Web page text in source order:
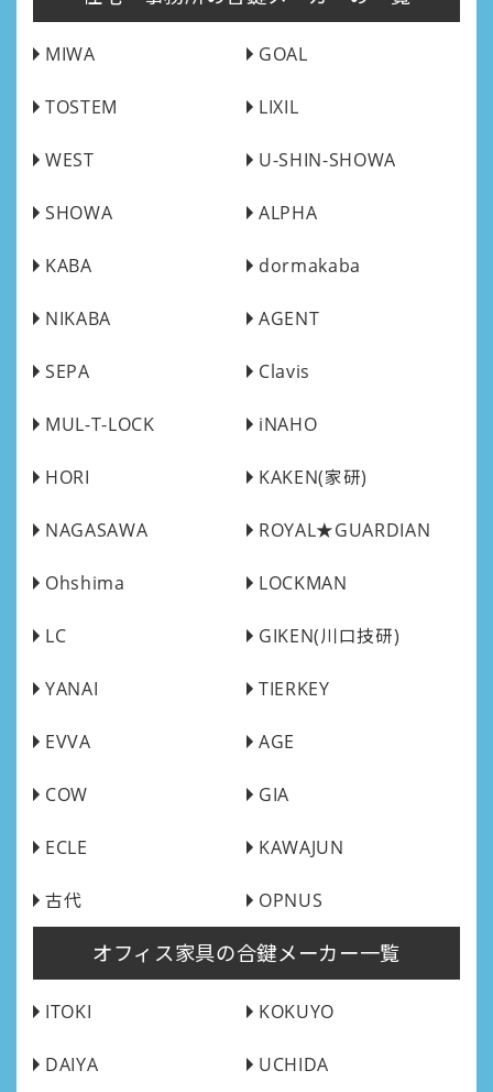
MIWA GOAL
TOSTEM LIXIL
WEST U-SHIN-SHOWA
SHOWA ALPHA
KABA dormakaba
NIKABA AGENT
SEPA Clavis
MUL-T-LOCK iNAHO
HORI KAKEN(家研)
NAGASAWA ROYAL★GUARDIAN
Ohshima LOCKMAN
LC GIKEN(川口技研)
YANAI TIERKEY
EVVA AGE
COW GIA
ECLE KAWAJUN
古代 OPNUS
オフィス家具の合鍵メーカー一覧
ITOKI KOKUYO
DAIYA UCHIDA